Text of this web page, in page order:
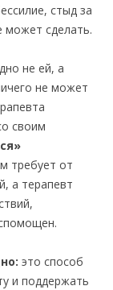
стыд за
может сделать.
не ей, а
не может
своим
требует от
а терапевт
это способ
и поддержать